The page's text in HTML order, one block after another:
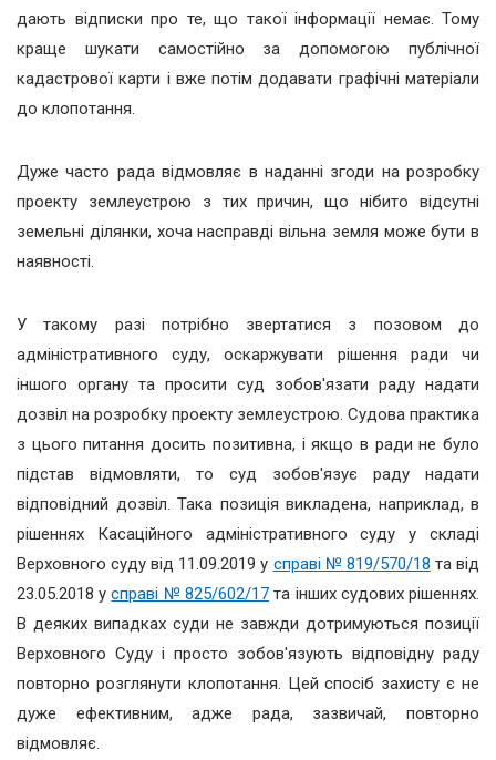
дають відписки про те, що такої інформації немає. Тому
краще шукати самостійно за допомогою публічної
кадастрової карти і вже потім додавати графічні матеріали
до клопотання.
Дуже часто рада відмовляє в наданні згоди на розробку
проекту землеустрою з тих причин, що нібито відсутні
земельні ділянки, хоча насправді вільна земля може бути в
наявності.
У такому разі потрібно звертатися з позовом до
адміністративного суду, оскаржувати рішення ради чи
іншого органу та просити суд зобов'язати раду надати
дозвіл на розробку проекту землеустрою. Судова практика
з цього питання досить позитивна, і якщо в ради не було
підстав відмовляти, то суд зобов'язує раду надати
відповідний дозвіл. Така позиція викладена, наприклад, в
рішеннях Касаційного адміністративного суду у складі
Верховного суду від 11.09.2019 у справі № 819/570/18 та від
23.05.2018 усправі № 825/602/17 та інших судових рішеннях.
В деяких випадках суди не завжди дотримуються позиції
Верховного Суду і просто зобов'язують відповідну раду
повторно розглянути клопотання. Цей спосіб захисту є не
дуже ефективним, адже рада, зазвичай, повторно
відмовляє.